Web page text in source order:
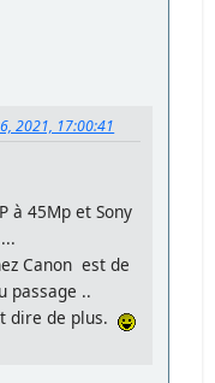
2021, 17:00:41
à 45Mp et Sony
Canon est de
passage ..
dire de plus.